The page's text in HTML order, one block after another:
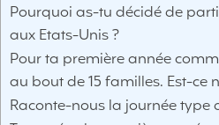
Pourquoi as-tu décidé de
aux Etats-Unis ?
Pour ta première année
au bout de 15 familles. Est-ce
Raconte-nous la journée type